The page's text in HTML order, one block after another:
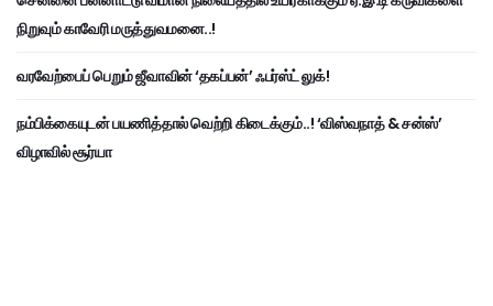
நிறுவும் காவேரி மருத்துவமனை..!
வரவேற்பைப் பெறும் ஜீவாவின் ‘தகப்பன்’ ஃபர்ஸ்ட் லுக்!
நம்பிக்கையுடன் பயணித்தால் வெற்றி கிடைக்கும்..! ‘விஸ்வநாத் & சன்ஸ்’
விழாவில் சூர்யா